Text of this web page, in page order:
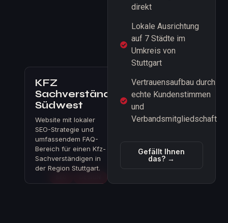
KFZ
Sachverständigenbüro
Südwest
Website mit lokaler
SEO-Strategie und
umfassendem FAQ-
Bereich für einen Kfz-
Sachverständigen in
der Region Stuttgart.
direkt
Lokale Ausrichtung
auf 7 Städte im
Umkreis von
Stuttgart
Vertrauensaufbau durch
echte Kundenstimmen
und
Verbandsmitgliedschaft
Gefällt Ihnen
das? →